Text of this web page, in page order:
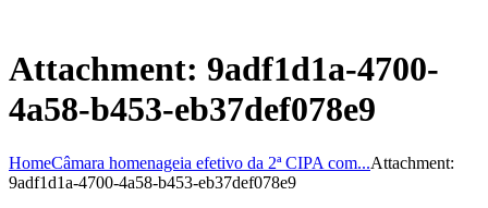
Attachment: 9adf1d1a-4700-
4a58-b453-eb37def078e9
HomeCâmara homenageia efetivo da 2ª CIPA com...Attachment:
9adf1d1a-4700-4a58-b453-eb37def078e9